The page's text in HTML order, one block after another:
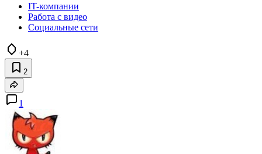
IT-компании
Работа с видео
Социальные сети
+4
2
1